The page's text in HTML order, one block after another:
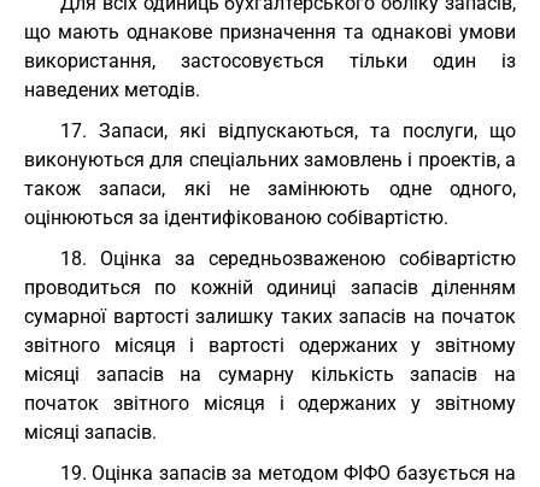
що мають однакове призначення та однакові умови
використання, застосовується тільки один із
наведених методів.
17. Запаси, які відпускаються, та послуги, що
виконуються для спеціальних замовлень і проектів, а
також запаси, які не замінюють одне одного,
оцінюються за ідентифікованою собівартістю.
18. Оцінка за середньозваженою собівартістю
проводиться по кожній одиниці запасів діленням
сумарної вартості залишку таких запасів на початок
звітного місяця і вартості одержаних у звітному
місяці запасів на сумарну кількість запасів на
початок звітного місяця і одержаних у звітному
місяці запасів.
19. Оцінка запасів за методом ФІФО базується на